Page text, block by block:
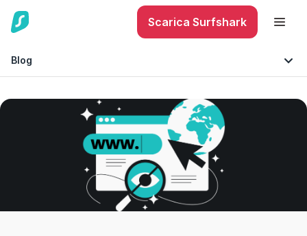
Scarica Surfshark
Blog
Suggerimenti e consigli
Tecnologia
Sicurezza per dispositivi mobili
Sicurezza Internet